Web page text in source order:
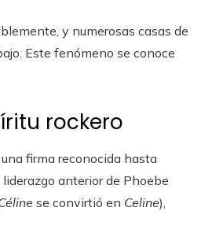
y numerosas casas de
Este fenómeno se conoce
rockero
firma reconocida hasta
anterior de Phoebe
se convirtió en Celine),